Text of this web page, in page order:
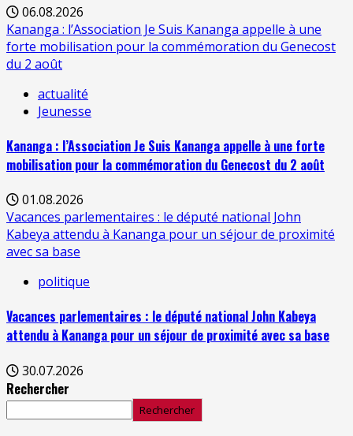
06.08.2026
Kananga : l’Association Je Suis Kananga appelle à une
forte mobilisation pour la commémoration du Genecost
du 2 août
actualité
Jeunesse
Kananga : l’Association Je Suis Kananga appelle à une forte
mobilisation pour la commémoration du Genecost du 2 août
01.08.2026
Vacances parlementaires : le député national John
Kabeya attendu à Kananga pour un séjour de proximité
avec sa base
politique
Vacances parlementaires : le député national John Kabeya
attendu à Kananga pour un séjour de proximité avec sa base
30.07.2026
Rechercher
Rechercher